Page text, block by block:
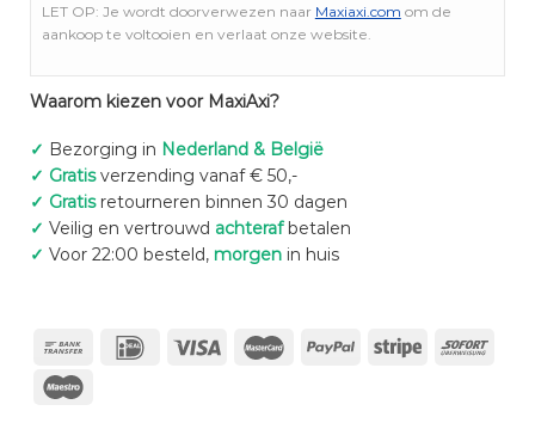
LET OP: Je wordt doorverwezen naar Maxiaxi.com om de
aankoop te voltooien en verlaat onze website.
Waarom kiezen voor MaxiAxi?
✓ Bezorging in Nederland & België
✓ Gratisverzending vanaf € 50,-
✓ Gratisretourneren binnen 30 dagen
✓ Veilig en vertrouwd achterafbetalen
✓ Voor 22:00 besteld, morgenin huis